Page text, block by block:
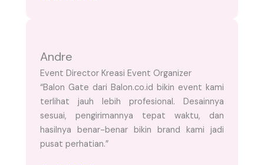
Andre
Event Director Kreasi Event Organizer
“Balon Gate dari Balon.co.id bikin event kami
terlihat jauh lebih profesional. Desainnya
sesuai, pengirimannya tepat waktu, dan
hasilnya benar-benar bikin brand kami jadi
pusat perhatian.”